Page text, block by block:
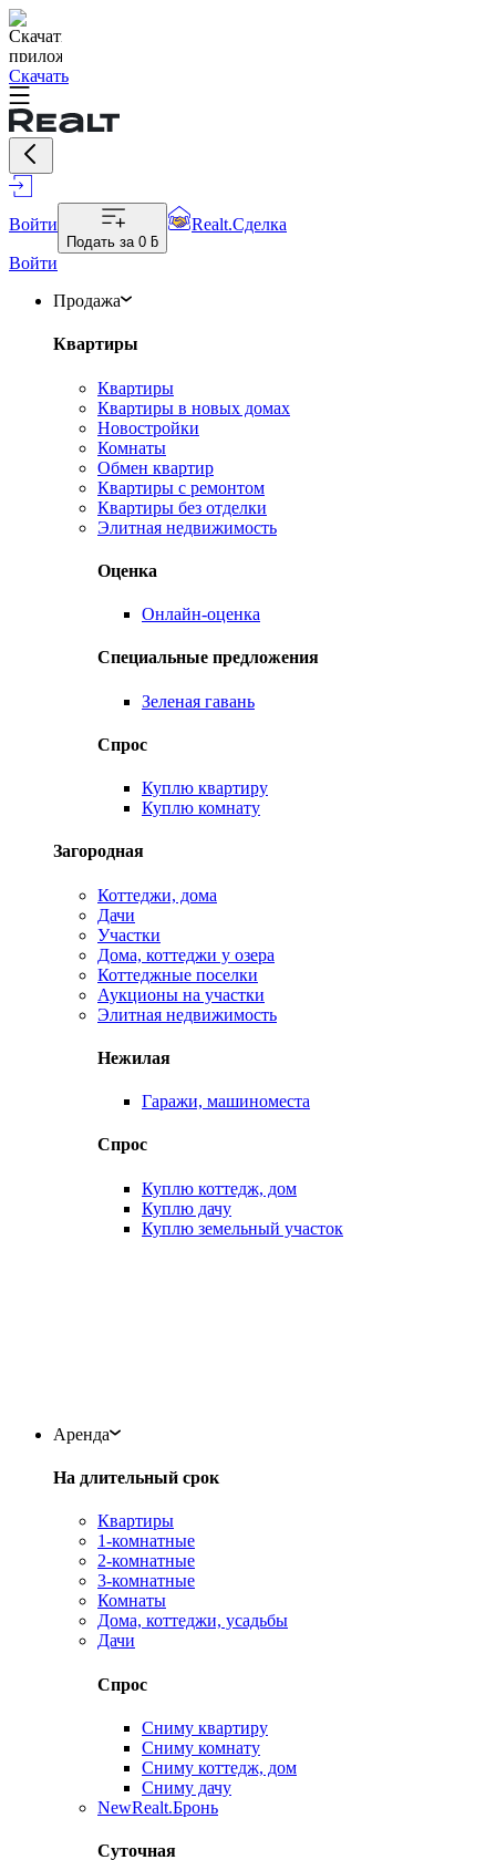
Скачать
Войти
Подать за 0 ƃ
Realt.Сделка
Войти
Продажа
Квартиры
Квартиры
Квартиры в новых домах
Новостройки
Комнаты
Обмен квартир
Квартиры с ремонтом
Квартиры без отделки
Элитная недвижимость
Оценка
Онлайн-оценка
Специальные предложения
Зеленая гавань
Спрос
Куплю квартиру
Куплю комнату
Загородная
Коттеджи, дома
Дачи
Участки
Дома, коттеджи у озера
Коттеджные поселки
Аукционы на участки
Элитная недвижимость
Нежилая
Гаражи, машиноместа
Спрос
Куплю коттедж, дом
Куплю дачу
Куплю земельный участок
Аренда
На длительный срок
Квартиры
1-комнатные
2-комнатные
3-комнатные
Комнаты
Дома, коттеджи, усадьбы
Дачи
Спрос
Сниму квартиру
Сниму комнату
Сниму коттедж, дом
Сниму дачу
NewRealt.Бронь
Суточная